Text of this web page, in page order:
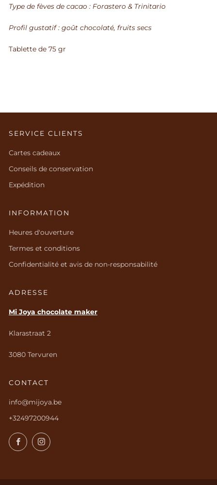
Type de fèves de cacao : Forastero & Trinitario
Profil gustatif : goût chocolaté, fruits secs
Tablette de 75 gr
SERVICE CLIENTS
Cartes cadeaux
Conseils de conservation
Expédition
INFORMATION
Heures d'ouverture
Termes et conditions
Confidentialité et avis de non-responsabilité
ADRESSE
Mi Joya chocolate maker
Klarastraat 2
3080 Tervuren
CONTACT
info@mijoya.be
+32497200944
FacebookInstagram